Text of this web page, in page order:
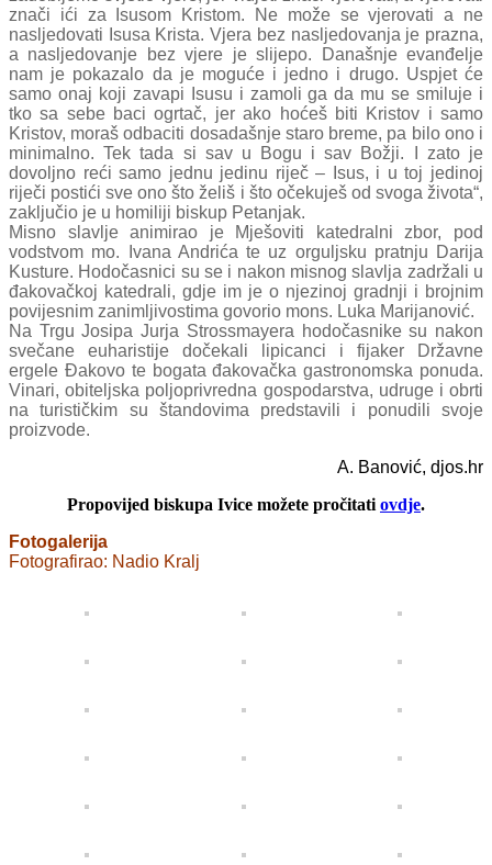
znači ići za Isusom Kristom. Ne može se vjerovati a ne
nasljedovati Isusa Krista. Vjera bez nasljedovanja je prazna,
a nasljedovanje bez vjere je slijepo. Današnje evanđelje
nam je pokazalo da je moguće i jedno i drugo. Uspjet će
samo onaj koji zavapi Isusu i zamoli ga da mu se smiluje i
tko sa sebe baci ogrtač, jer ako hoćeš biti Kristov i samo
Kristov, moraš odbaciti dosadašnje staro breme, pa bilo ono i
minimalno. Tek tada si sav u Bogu i sav Božji. I zato je
dovoljno reći samo jednu jedinu riječ – Isus, i u toj jedinoj
riječi postići sve ono što želiš i što očekuješ od svoga života“,
zaključio je u homiliji biskup Petanjak.
Misno slavlje animirao je Mješoviti katedralni zbor, pod
vodstvom mo. Ivana Andrića te uz orguljsku pratnju Darija
Kusture. Hodočasnici su se i nakon misnog slavlja zadržali u
đakovačkoj katedrali, gdje im je o njezinoj gradnji i brojnim
povijesnim zanimljivostima govorio mons. Luka Marijanović.
Na Trgu Josipa Jurja Strossmayera hodočasnike su nakon
svečane euharistije dočekali lipicanci i fijaker Državne
ergele Đakovo te bogata đakovačka gastronomska ponuda.
Vinari, obiteljska poljoprivredna gospodarstva, udruge i obrti
na turističkim su štandovima predstavili i ponudili svoje
proizvode.
A. Banović, djos.hr
Propovijed biskupa Ivice možete pročitati ovdje.
Fotogalerija
Fotografirao: Nadio Kralj